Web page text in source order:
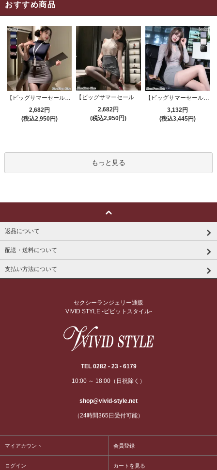
おすすめ商品
【ビッグサマーセール対象品】セクシーコスプレ(SEXYCOSPLAY) 4421
2,682円
(税込2,950円)
【ビッグサマーセール対象品】セクシーコスプレ(SEXYCOSPLAY) 4191
2,682円
(税込2,950円)
【ビッグサマーセール対象品】セクシーコスプレ(SEXYCOSPLAY) 4173
3,132円
(税込3,445円)
もっと見る
返品について
配送・送料について
支払い方法について
セクシーランジェリー通販
VIVID STYLE -ビビットスタイル-
TEL 0282 - 23 - 6179
10:00 ～ 18:00（日祝除く）
shop@vivid-style.net
（24時間365日受付可能）
マイアカウント 会員登録
ログイン カートを見る